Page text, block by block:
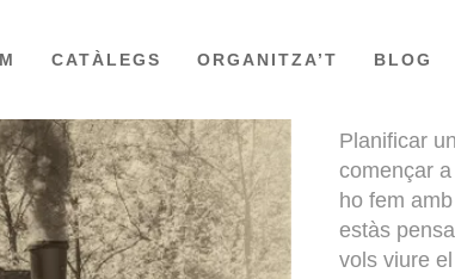
CATÀLEGS ORGANITZA’T BLOG
Planificar
començar
ho fem
estàs
vols viure